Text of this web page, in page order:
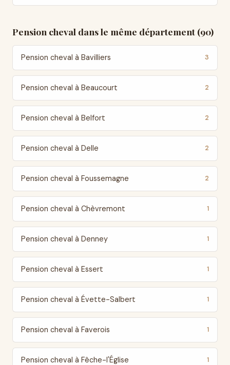
Pension cheval dans le même département (90)
Pension cheval à Bavilliers 3
Pension cheval à Beaucourt 2
Pension cheval à Belfort 2
Pension cheval à Delle 2
Pension cheval à Foussemagne 2
Pension cheval à Chèvremont 1
Pension cheval à Denney 1
Pension cheval à Essert 1
Pension cheval à Évette-Salbert 1
Pension cheval à Faverois 1
Pension cheval à Fêche-l'Église 1